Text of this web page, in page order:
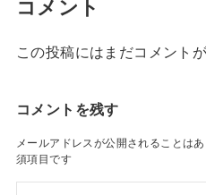
コメント
この投稿にはまだコメント
コメントを残す
メールアドレスが公開されることはあ
須項目です